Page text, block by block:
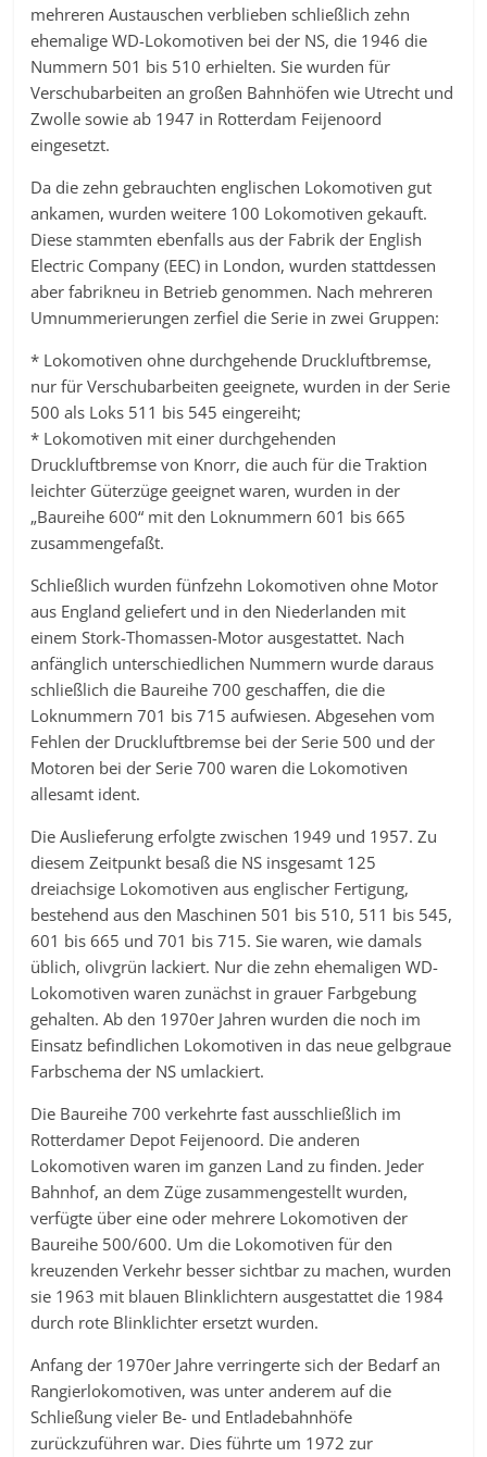
mehreren Austauschen verblieben schließlich zehn
ehemalige WD-Lokomotiven bei der NS, die 1946 die
Nummern 501 bis 510 erhielten. Sie wurden für
Verschubarbeiten an großen Bahnhöfen wie Utrecht und
Zwolle sowie ab 1947 in Rotterdam Feijenoord
eingesetzt.
Da die zehn gebrauchten englischen Lokomotiven gut
ankamen, wurden weitere 100 Lokomotiven gekauft.
Diese stammten ebenfalls aus der Fabrik der English
Electric Company (EEC) in London, wurden stattdessen
aber fabrikneu in Betrieb genommen. Nach mehreren
Umnummerierungen zerfiel die Serie in zwei Gruppen:
* Lokomotiven ohne durchgehende Druckluftbremse,
nur für Verschubarbeiten geeignete, wurden in der Serie
500 als Loks 511 bis 545 eingereiht;
* Lokomotiven mit einer durchgehenden
Druckluftbremse von Knorr, die auch für die Traktion
leichter Güterzüge geeignet waren, wurden in der
„Baureihe 600“ mit den Loknummern 601 bis 665
zusammengefaßt.
Schließlich wurden fünfzehn Lokomotiven ohne Motor
aus England geliefert und in den Niederlanden mit
einem Stork-Thomassen-Motor ausgestattet. Nach
anfänglich unterschiedlichen Nummern wurde daraus
schließlich die Baureihe 700 geschaffen, die die
Loknummern 701 bis 715 aufwiesen. Abgesehen vom
Fehlen der Druckluftbremse bei der Serie 500 und der
Motoren bei der Serie 700 waren die Lokomotiven
allesamt ident.
Die Auslieferung erfolgte zwischen 1949 und 1957. Zu
diesem Zeitpunkt besaß die NS insgesamt 125
dreiachsige Lokomotiven aus englischer Fertigung,
bestehend aus den Maschinen 501 bis 510, 511 bis 545,
601 bis 665 und 701 bis 715. Sie waren, wie damals
üblich, olivgrün lackiert. Nur die zehn ehemaligen WD-
Lokomotiven waren zunächst in grauer Farbgebung
gehalten. Ab den 1970er Jahren wurden die noch im
Einsatz befindlichen Lokomotiven in das neue gelbgraue
Farbschema der NS umlackiert.
Die Baureihe 700 verkehrte fast ausschließlich im
Rotterdamer Depot Feijenoord. Die anderen
Lokomotiven waren im ganzen Land zu finden. Jeder
Bahnhof, an dem Züge zusammengestellt wurden,
verfügte über eine oder mehrere Lokomotiven der
Baureihe 500/600. Um die Lokomotiven für den
kreuzenden Verkehr besser sichtbar zu machen, wurden
sie 1963 mit blauen Blinklichtern ausgestattet die 1984
durch rote Blinklichter ersetzt wurden.
Anfang der 1970er Jahre verringerte sich der Bedarf an
Rangierlokomotiven, was unter anderem auf die
Schließung vieler Be- und Entladebahnhöfe
zurückzuführen war. Dies führte um 1972 zur